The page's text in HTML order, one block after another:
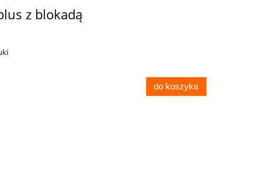
z blokadą
do koszyka